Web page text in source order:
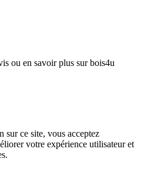
ou en savoir plus sur bois4u
sur ce site, vous acceptez
votre expérience utilisateur et